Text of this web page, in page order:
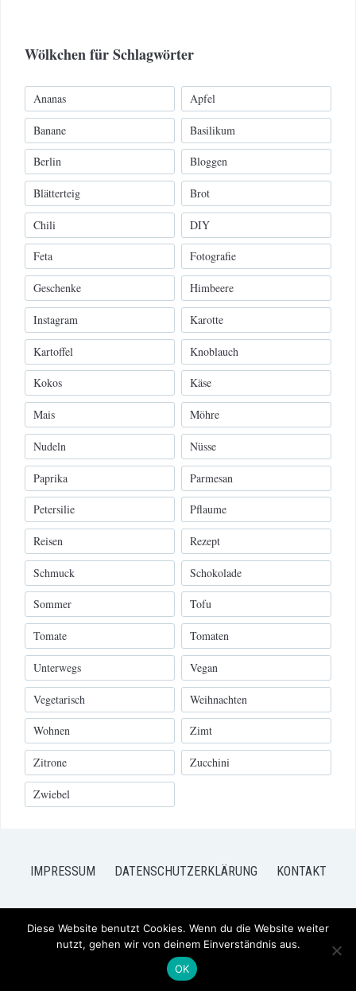
Wölkchen für Schlagwörter
Ananas Apfel
Banane Basilikum
Berlin Bloggen
Blätterteig Brot
Chili DIY
Feta Fotografie
Geschenke Himbeere
Instagram Karotte
Kartoffel Knoblauch
Kokos Käse
Mais Möhre
Nudeln Nüsse
Paprika Parmesan
Petersilie Pflaume
Reisen Rezept
Schmuck Schokolade
Sommer Tofu
Tomate Tomaten
Unterwegs Vegan
Vegetarisch Weihnachten
Wohnen Zimt
Zitrone Zucchini
Zwiebel
IMPRESSUM DATENSCHUTZERKLÄRUNG KONTAKT
COPYRIGHT © 2026 FRISCH VERLIEBT - MEIN BLOG FÜR FOOD UND
— DESIGNED BY
Diese Website benutzt Cookies. Wenn du die Website weiter
nutzt, gehen wir von deinem Einverständnis aus.
OK